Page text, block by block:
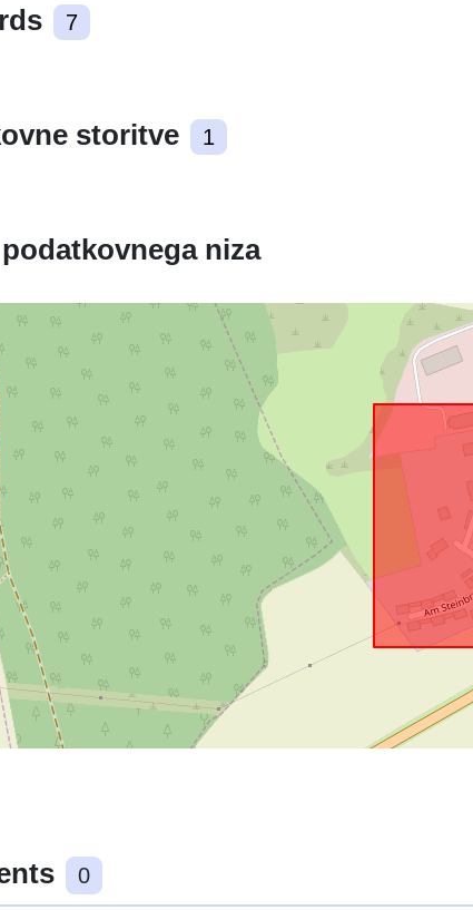
7
storitve 1
niza
0